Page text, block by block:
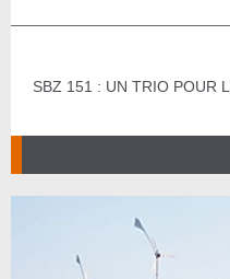
SBZ 151 : UN TRIO POUR